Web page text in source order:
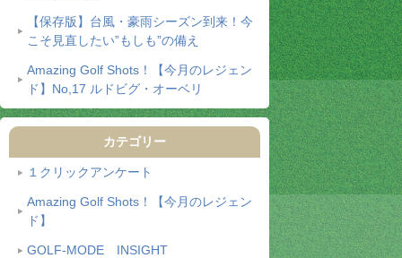
【保存版】台風・豪雨シーズン到来！今
こそ見直したい”もしも”の備え
Amazing Golf Shots！【今月のレジェン
ド】No,17 ルドビグ・オーベリ
カテゴリー
１クリックアンケート
Amazing Golf Shots！【今月のレジェン
ド】
GOLF-MODE INSIGHT